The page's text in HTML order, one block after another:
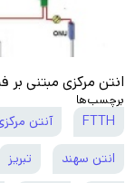
انتن مرکزی مبتنی بر
برچسب‌ها
FTTH آنتن
انتن سهند تبریز